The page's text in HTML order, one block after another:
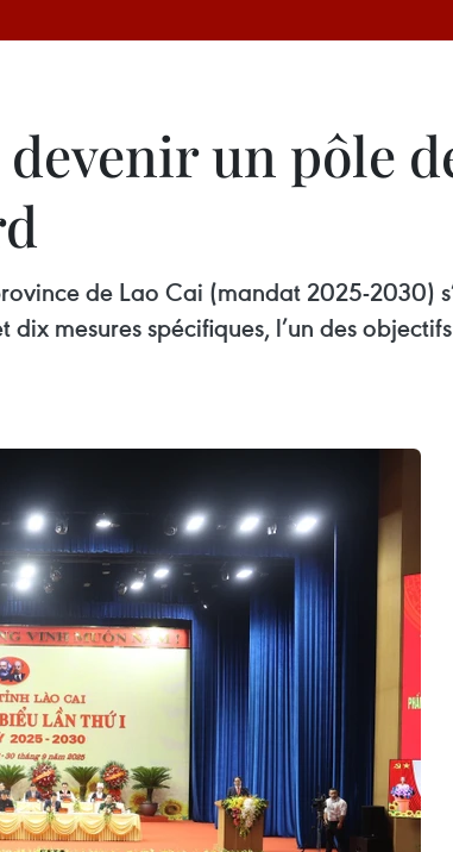
un pôle
de Lao Cai (mandat 2025-2030)
mesures spécifiques, l’un des